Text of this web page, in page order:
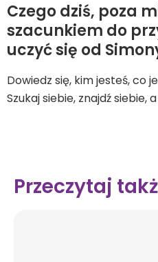
Czego dziś, poza
szacunkiem do
uczyć się od
Dowiedz się, kim jesteś, co
Szukaj siebie, znajdź siebie,
Przeczytaj